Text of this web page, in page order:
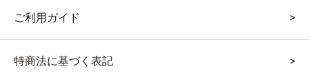
ご利用ガイド
特商法に基づく表記